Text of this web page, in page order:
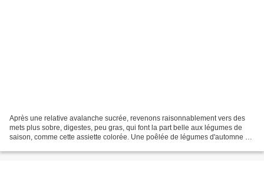
Après une relative avalanche sucrée, revenons raisonnablement vers des
mets plus sobre, digestes, peu gras, qui font la part belle aux légumes de
saison, comme cette assiette colorée. Une poêlée de légumes d'automne à